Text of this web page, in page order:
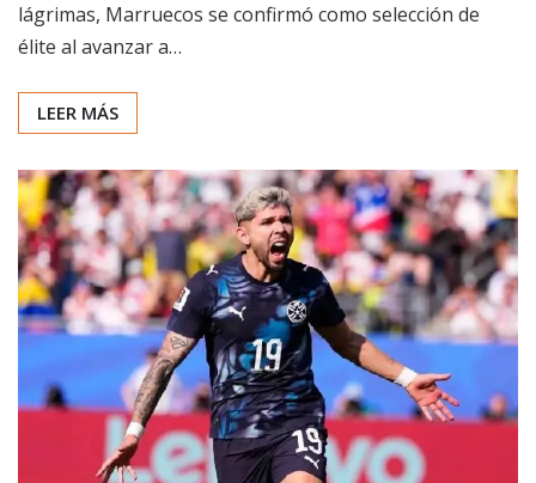
lágrimas, Marruecos se confirmó como selección de
élite al avanzar a…
LEER MÁS